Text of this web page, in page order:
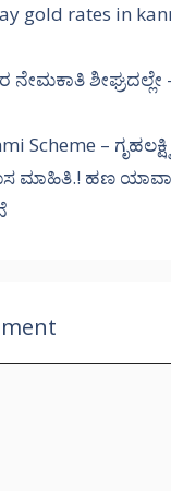
gold rates in
ನೇಮಕಾತಿ
Scheme –
ಮಾಹಿತಿ.! ಹಣ